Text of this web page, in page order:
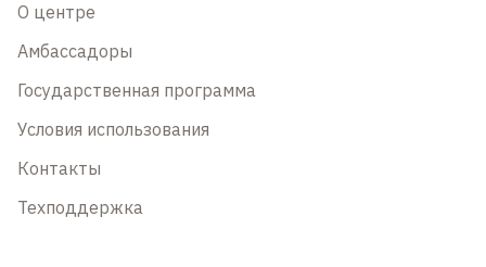
О центре
Амбассадоры
Государственная программа
Условия использования
Контакты
Техподдержка